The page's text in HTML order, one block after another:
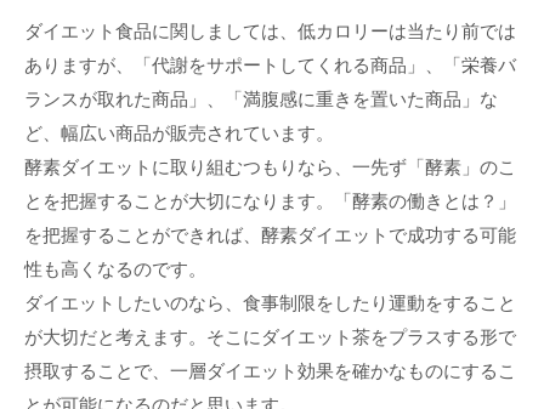
ダイエット食品に関しましては、低カロリーは当たり前では
ありますが、「代謝をサポートしてくれる商品」、「栄養バ
ランスが取れた商品」、「満腹感に重きを置いた商品」な
ど、幅広い商品が販売されています。
酵素ダイエットに取り組むつもりなら、一先ず「酵素」のこ
とを把握することが大切になります。「酵素の働きとは？」
を把握することができれば、酵素ダイエットで成功する可能
性も高くなるのです。
ダイエットしたいのなら、食事制限をしたり運動をすること
が大切だと考えます。そこにダイエット茶をプラスする形で
摂取することで、一層ダイエット効果を確かなものにするこ